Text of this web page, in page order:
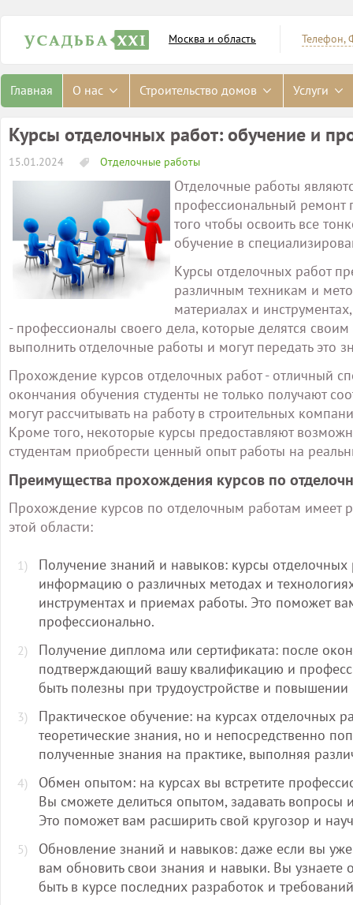
Телефон,
Москва и область
Главная О нас Строительство домов Услуги
Курсы отделочных работ: обучение и
15.01.2024 Отделочные работы
Отделочные работы
профессиональный ремонт
того чтобы освоить все
обучение в
Курсы отделочных работ
различным техникам и
материалах и
- профессионалы своего дела, которые делятся
выполнить отделочные работы и могут передать это
Прохождение курсов отделочных работ - отличный
окончания обучения студенты не только получают
могут рассчитывать на работу в строительных
Кроме того, некоторые курсы предоставляют
студентам приобрести ценный опыт работы на
Преимущества прохождения курсов по
Прохождение курсов по отделочным работам имеет
этой области:
Получение знаний и навыков: курсы
информацию о различных методах и
инструментах и приемах работы. Это поможет
профессионально.
Получение диплома или сертификата: после
подтверждающий вашу квалификацию и
быть полезны при трудоустройстве и повышении
Практическое обучение: на курсах отделочных
теоретические знания, но и непосредственно
полученные знания на практике, выполняя
Обмен опытом: на курсах вы встретите
Вы сможете делиться опытом, задавать вопросы
Это поможет вам расширить свой кругозор и
Обновление знаний и навыков: даже если вы
вам обновить свои знания и навыки. Вы
быть в курсе последних разработок и